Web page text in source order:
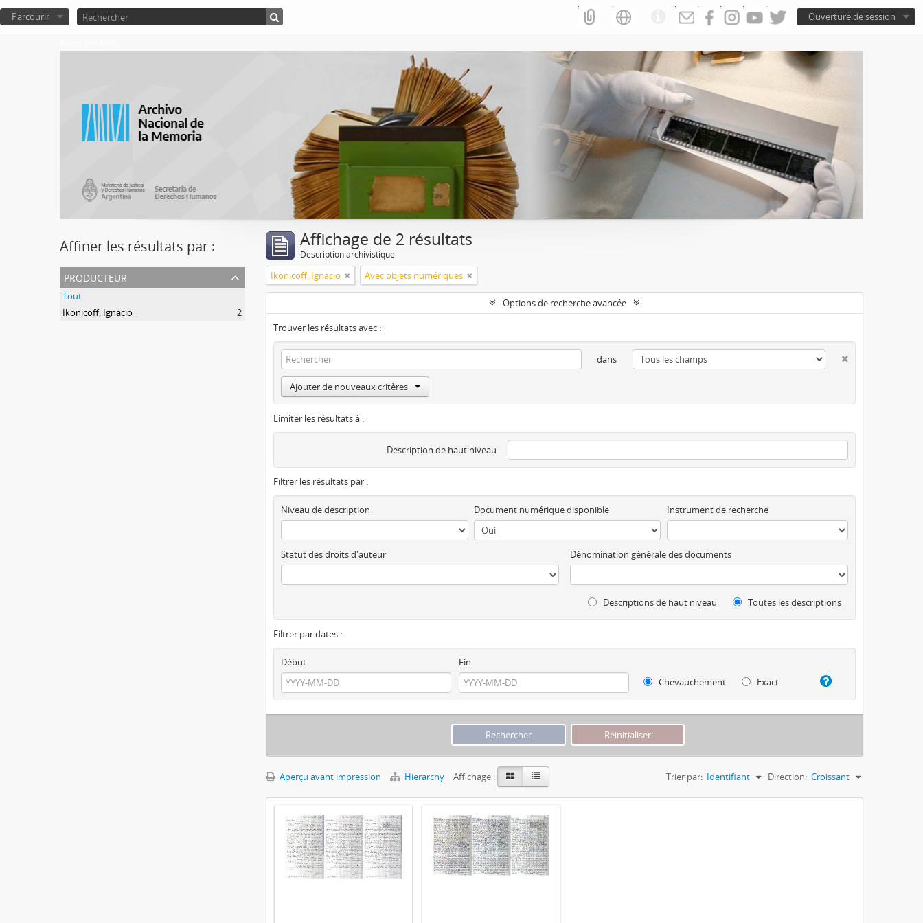
Ouverture de session
Parcourir
Affiner les résultats par :
producteur
Tout
Ikonicoff, Ignacio
2
Affichage de 2 résultats
Description archivistique
Ikonicoff, Ignacio Avec objets numériques
Options de recherche avancée
Trouver les résultats avec :
dans
Ajouter de nouveaux critères
Limiter les résultats à :
Description de haut niveau
Filtrer les résultats par :
Niveau de description Document numérique disponible Instrument de recherche
Statut des droits d'auteur Dénomination générale des documents
Descriptions de haut niveau Toutes les descriptions
Filtrer par dates :
Début
Fin
Chevauchement
Exact
Aperçu avant impression Hierarchy Affichage : Trier par: Identifiant Direction: Croissant